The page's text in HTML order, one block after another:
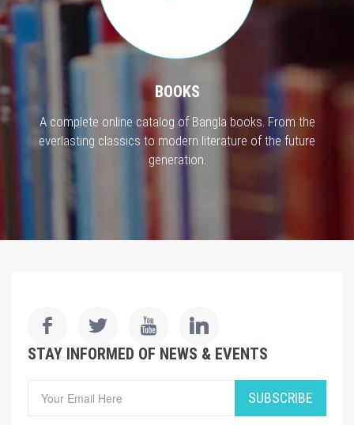
BOOKS
A complete online catalog of Bangla books. From the
everlasting classics to modern literature of the future
generation.
STAY INFORMED OF NEWS & EVENTS
SUBSCRIBE